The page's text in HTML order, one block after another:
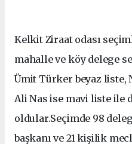
Kelkit Ziraat odası
mahalle ve köy delege
Ümit Türker beyaz liste,
Ali Nas ise mavi liste ile
oldular.Seçimde 98
başkanı ve 21 kişilik